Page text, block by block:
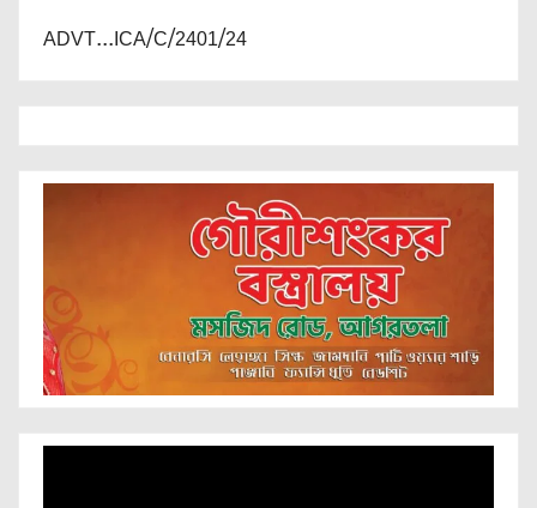
ADVT...ICA/C/2401/24